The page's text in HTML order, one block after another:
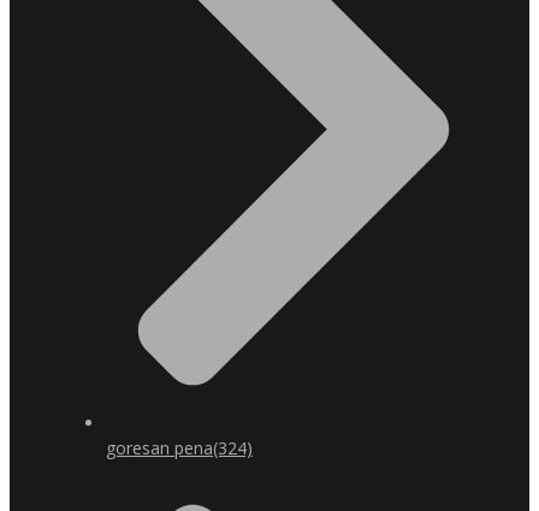
goresan pena(324)